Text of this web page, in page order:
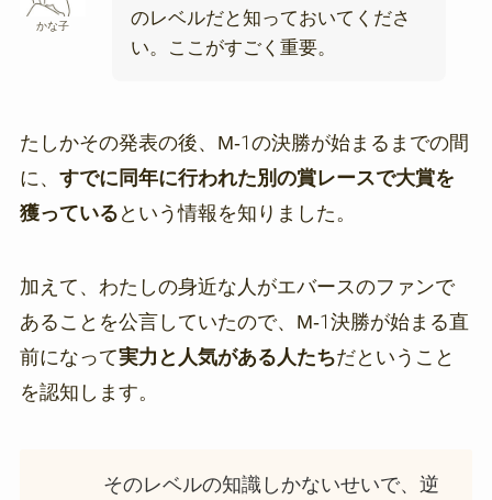
かな子
のレベルだと知っておいてくださ
い。ここがすごく重要。
たしかその発表の後、M-1の決勝が始まるまでの間
に、 すでに同年に行われた別の賞レースで大賞を
獲っている という情報を知りました。
加えて、わたしの身近な人がエバースのファンで
あることを公言していたので、M-1決勝が始まる直
前になって実力と人気がある人たちだということ
を認知します。
そのレベルの知識しかないせいで、逆